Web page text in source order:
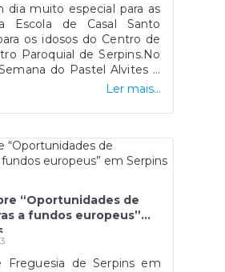
dia muito especial para as
Escola de Casal Santo
os idosos do Centro de
Paroquial de Serpins.No
do Pastel Alvites e
as pastelarias Casa
evento, Chef Flavio Silva
proporcionando-lhes
bem diferente.As crianças
tradicionais da nossa
momento muito
foi possível degustar
e aprender um pouco
Ler mais...
“Oportunidades de
a fundos europeus”
Freguesia de Serpins em